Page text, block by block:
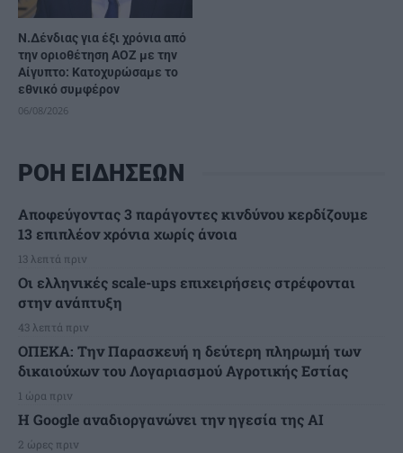
Ν.Δένδιας για έξι χρόνια από
την οριοθέτηση ΑΟΖ με την
Αίγυπτο: Κατοχυρώσαμε το
εθνικό συμφέρον
06/08/2026
ΡΟΗ ΕΙΔΗΣΕΩΝ
Αποφεύγοντας 3 παράγοντες κινδύνου κερδίζουμε
13 επιπλέον χρόνια χωρίς άνοια
13 λεπτά πριν
Οι ελληνικές scale-ups επιχειρήσεις στρέφονται
στην ανάπτυξη
43 λεπτά πριν
ΟΠΕΚΑ: Την Παρασκευή η δεύτερη πληρωμή των
δικαιούχων του Λογαριασμού Αγροτικής Εστίας
1 ώρα πριν
H Google αναδιοργανώνει την ηγεσία της AI
2 ώρες πριν